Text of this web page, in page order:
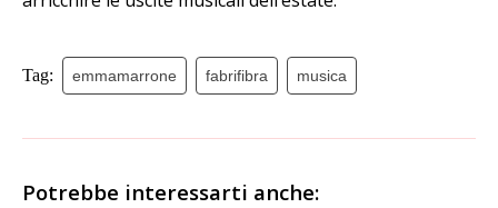
Tag: emmamarrone fabrifibra musica
Potrebbe interessarti anche: